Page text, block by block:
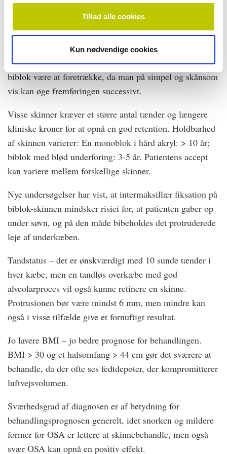
Tillad alle cookies
Kun nødvendige cookies
protrusionsgrad og diagnose.
Hvilken type skinne bør anvendes?Det skal afgøres ud
fra antal tænder, protrusionsevne og sværhedsgrad af
diagnose. Har man en begrænset protrusionsevne, kan en
biblok være at foretrække, da man på simpel og skånsom
vis kan øge fremføringen successivt.
Visse skinner kræver et større antal tænder og længere
kliniske kroner for at opnå en god retention. Holdbarhed
af skinnen varierer: En monoblok i hård akryl: > 10 år;
biblok med blød underforing: 3-5 år. Patientens accept
kan variere mellem forskellige skinner.
Nye undersøgelser har vist, at intermaksillær fiksation på
biblok-skinnen mindsker risici for, at patienten gaber op
under søvn, og på den måde bibeholdes det protruderede
leje af underkæben.
Tandstatus – det er ønskværdigt med 10 sunde tænder i
hver kæbe, men en tandløs overkæbe med god
alveolarproces vil også kunne retinere en skinne.
Protrusionen bør være mindst 6 mm, men mindre kan
også i visse tilfælde give et fornuftigt resultat.
Jo lavere BMI – jo bedre prognose for behandlingen.
BMI > 30 og et halsomfang > 44 cm gør det sværere at
behandle, da der ofte ses fedtdepoter, der kompromitterer
luftvejsvolumen.
Sværhedsgrad af diagnosen er af betydning for
behandlingsprognosen generelt, idet snorken og mildere
former for OSA er lettere at skinnebehandle, men også
svær OSA kan opnå en positiv effekt.